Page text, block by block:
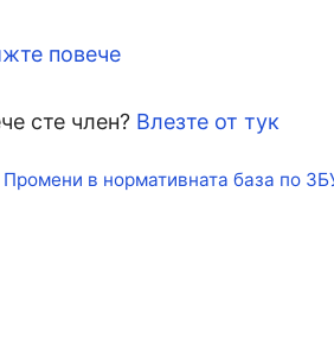
повече
сте член? Влезте от тук
Етикети
Промени в нормативната база по